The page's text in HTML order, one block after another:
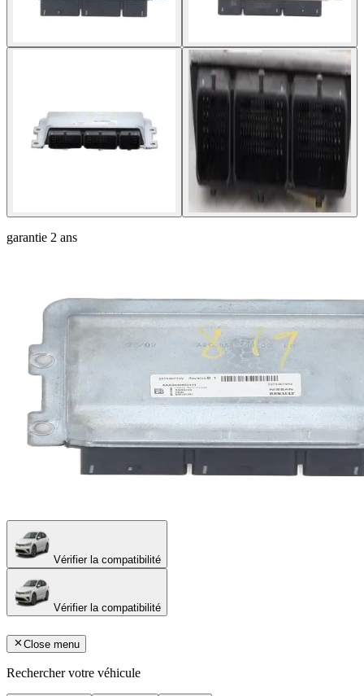
garantie 2 ans
Vérifier la compatibilité
Vérifier la compatibilité
Close menu
Rechercher votre véhicule